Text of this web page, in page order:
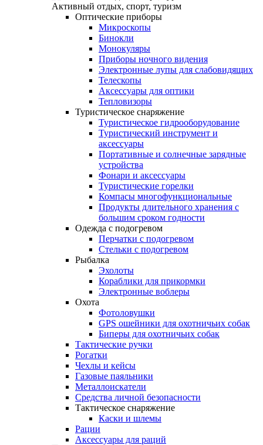
Активный отдых, спорт, туризм
Оптические приборы
Микроскопы
Бинокли
Монокуляры
Приборы ночного видения
Электронные лупы для слабовидящих
Телескопы
Аксессуары для оптики
Тепловизоры
Туристическое снаряжение
Туристическое гидрооборудование
Туристический инструмент и
аксессуары
Портативные и солнечные зарядные
устройства
Фонари и аксессуары
Туристические горелки
Компасы многофункциональные
Продукты длительного хранения с
большим сроком годности
Одежда с подогревом
Перчатки с подогревом
Стельки с подогревом
Рыбалка
Эхолоты
Кораблики для прикормки
Электронные воблеры
Охота
Фотоловушки
GPS ошейники для охотничьих собак
Биперы для охотничьих собак
Тактические ручки
Рогатки
Чехлы и кейсы
Газовые паяльники
Металлоискатели
Средства личной безопасности
Тактическое снаряжение
Каски и шлемы
Рации
Аксессуары для раций